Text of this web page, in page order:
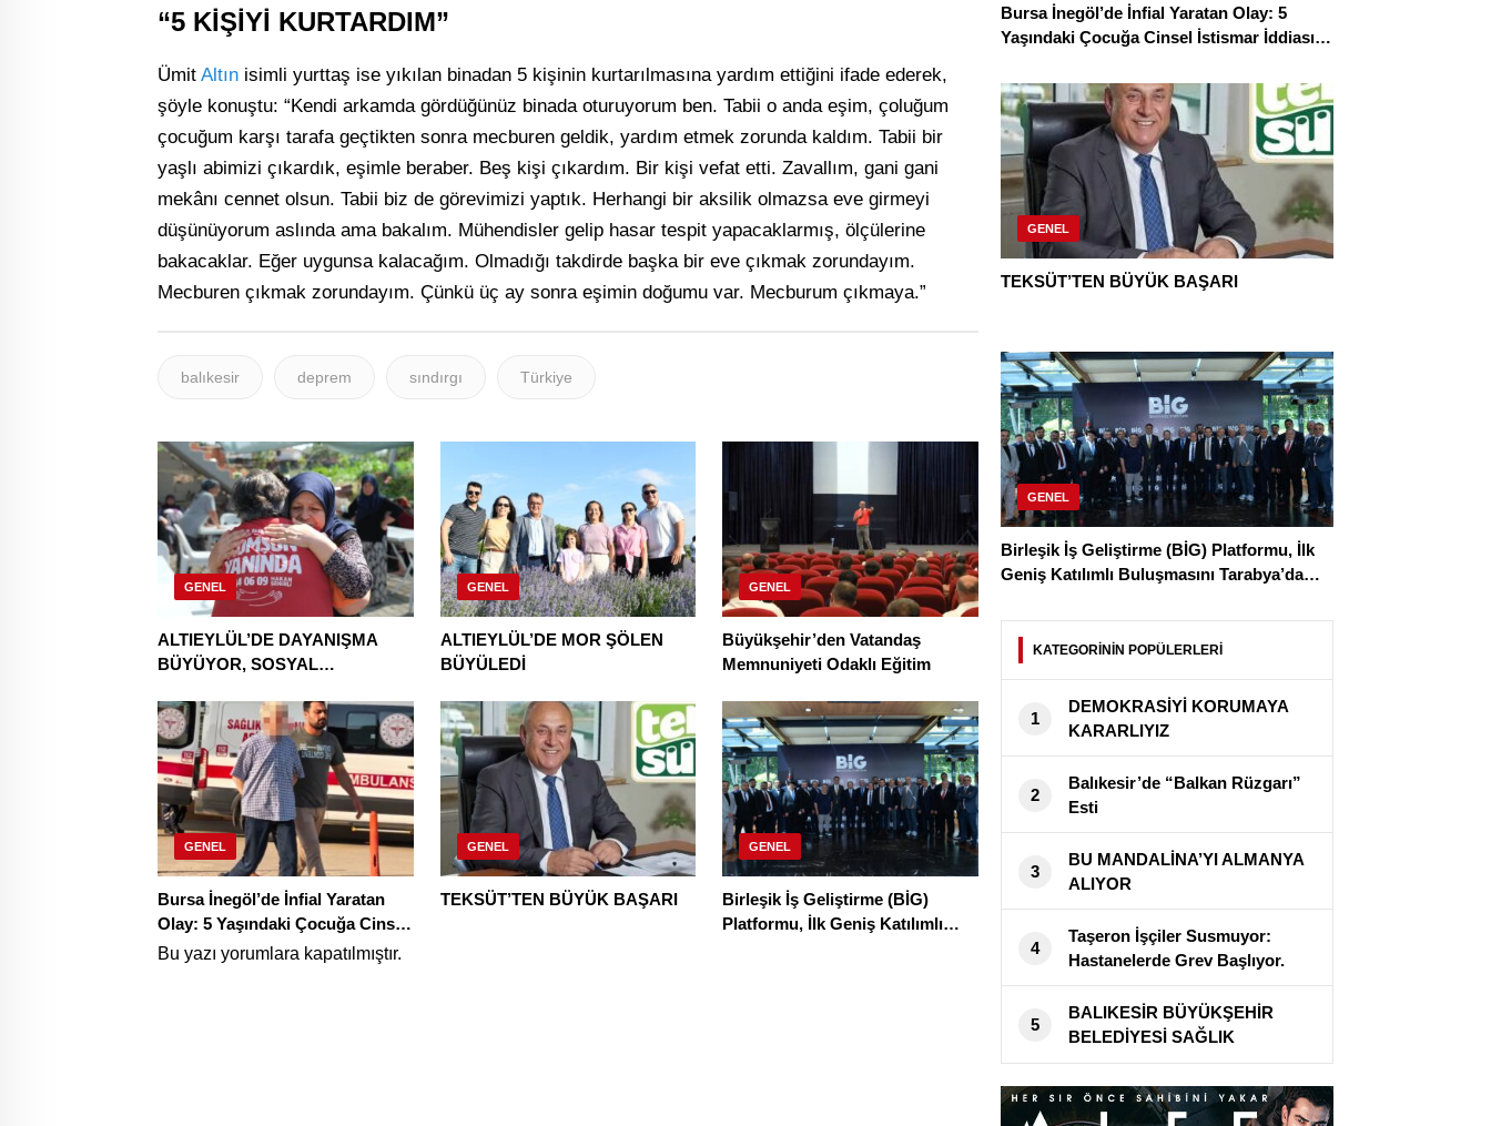
“5 KİŞİYİ KURTARDIM”
Ümit Altın isimli yurttaş ise yıkılan binadan 5 kişinin kurtarılmasına yardım ettiğini ifade ederek,
şöyle konuştu: “Kendi arkamda gördüğünüz binada oturuyorum ben. Tabii o anda eşim, çoluğum
çocuğum karşı tarafa geçtikten sonra mecburen geldik, yardım etmek zorunda kaldım. Tabii bir
yaşlı abimizi çıkardık, eşimle beraber. Beş kişi çıkardım. Bir kişi vefat etti. Zavallım, gani gani
mekânı cennet olsun. Tabii biz de görevimizi yaptık. Herhangi bir aksilik olmazsa eve girmeyi
düşünüyorum aslında ama bakalım. Mühendisler gelip hasar tespit yapacaklarmış, ölçülerine
bakacaklar. Eğer uygunsa kalacağım. Olmadığı takdirde başka bir eve çıkmak zorundayım.
Mecburen çıkmak zorundayım. Çünkü üç ay sonra eşimin doğumu var. Mecburum çıkmaya.”
balıkesir deprem sındırgı Türkiye
GENEL
ALTIEYLÜL’DE DAYANIŞMA
BÜYÜYOR, SOSYAL
GENEL
ALTIEYLÜL’DE MOR ŞÖLEN
BÜYÜLEDİ
GENEL
Büyükşehir’den Vatandaş
Memnuniyeti Odaklı Eğitim
GENEL
Bursa İnegöl’de İnfial Yaratan
Olay: 5 Yaşındaki Çocuğa Cinsel
İstismar İddiası Tutuklamayla
GENEL
TEKSÜT’TEN BÜYÜK BAŞARI
GENEL
Birleşik İş Geliştirme (BİG)
Platformu, İlk Geniş Katılımlı
Bu yazı yorumlara kapatılmıştır.
Bursa İnegöl’de İnfial Yaratan Olay: 5
Yaşındaki Çocuğa Cinsel İstismar İddiası
GENEL
TEKSÜT’TEN BÜYÜK BAŞARI
GENEL
Birleşik İş Geliştirme (BİG) Platformu, İlk
Geniş Katılımlı Buluşmasını Tarabya’da
KATEGORİNİN POPÜLERLERİ
1
DEMOKRASİYİ KORUMAYA
KARARLIYIZ
2
Balıkesir’de “Balkan Rüzgarı”
Esti
3
BU MANDALİNA’YI ALMANYA
ALIYOR
4
Taşeron İşçiler Susmuyor:
Hastanelerde Grev Başlıyor.
5
BALIKESİR BÜYÜKŞEHİR
BELEDİYESİ SAĞLIK
TARAMALARINA DEVAM
EDİYOR !